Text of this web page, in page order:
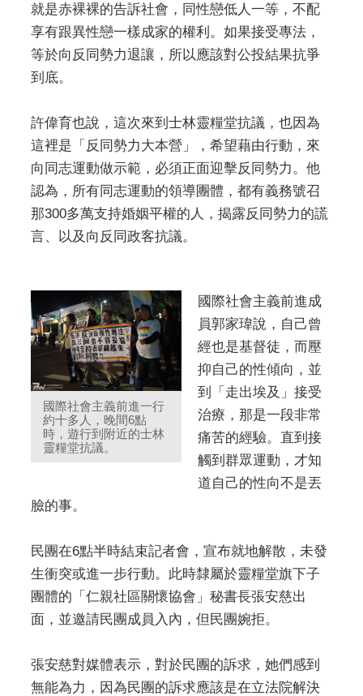
就是赤裸裸的告訴社會，同性戀低人一等，不配
享有跟異性戀一樣成家的權利。如果接受專法，
等於向反同勢力退讓，所以應該對公投結果抗爭
到底。
許偉育也說，這次來到士林靈糧堂抗議，也因為
這裡是「反同勢力大本營」，希望藉由行動，來
向同志運動做示範，必須正面迎擊反同勢力。他
認為，所有同志運動的領導團體，都有義務號召
那300多萬支持婚姻平權的人，揭露反同勢力的謊
言、以及向反同政客抗議。
國際社會主義前進一行
約十多人，晚間6點
時，遊行到附近的士林
靈糧堂抗議。
國際社會主義前進成
員郭家瑋說，自己曾
經也是基督徒，而壓
抑自己的性傾向，並
到「走出埃及」接受
治療，那是一段非常
痛苦的經驗。直到接
觸到群眾運動，才知
道自己的性向不是丟
臉的事。
民團在6點半時結束記者會，宣布就地解散，未發
生衝突或進一步行動。此時隸屬於靈糧堂旗下子
團體的「仁親社區關懷協會」秘書長張安慈出
面，並邀請民團成員入內，但民團婉拒。
張安慈對媒體表示，對於民團的訴求，她們感到
無能為力，因為民團的訴求應該是在立法院解決